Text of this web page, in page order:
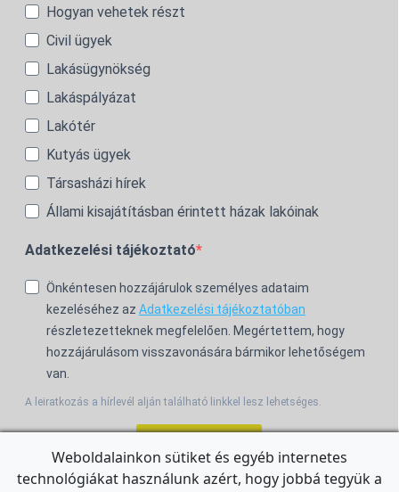
Hogyan vehetek részt
Civil ügyek
Lakásügynökség
Lakáspályázat
Lakótér
Kutyás ügyek
Társasházi hírek
Állami kisajátításban érintett házak lakóinak
Adatkezelési tájékoztató
Önkéntesen hozzájárulok személyes adataim
kezeléséhez az Adatkezelési tájékoztatóban
részletezetteknek megfelelően. Megértettem, hogy
hozzájárulásom visszavonására bármikor lehetőségem
van.
A leiratkozás a hírlevél alján található linkkel lesz lehetséges.
Weboldalainkon sütiket és egyéb internetes
technológiákat használunk azért, hogy jobbá tegyük a